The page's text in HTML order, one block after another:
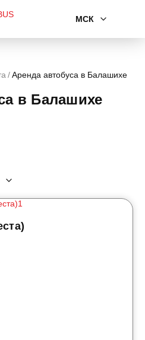
МСК
Аренда автобуса в Балашихе
в Балашихе